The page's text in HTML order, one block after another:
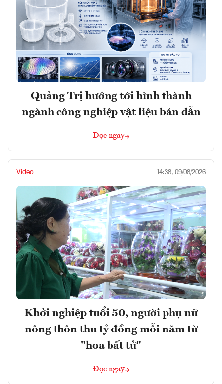
Quảng Trị hướng tới hình thành
ngành công nghiệp vật liệu bán dẫn
Đọc ngay
Video 14:38, 09/08/2026
Khởi nghiệp tuổi 50, người phụ nữ
nông thôn thu tỷ đồng mỗi năm từ
"hoa bất tử"
Đọc ngay